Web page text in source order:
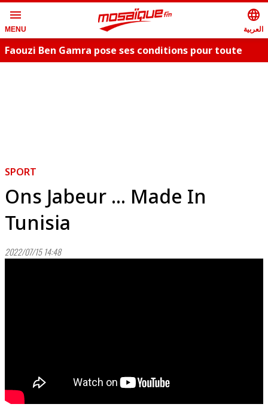
menu
MENU
language
العربية
Faouzi Ben Gamra pose ses conditions pour toute
SPORT
Ons Jabeur ... Made In
Tunisia
2022/07/15 14:48